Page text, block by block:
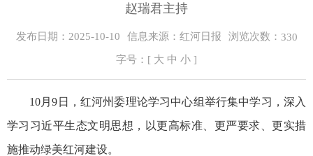
赵瑞君主持
发布日期：2025-10-10 信息来源：红河日报 浏览次数： 330
字号：[ 大 中 小 ]
10月9日，红河州委理论学习中心组举行集中学习，深入
学习习近平生态文明思想，以更高标准、更严要求、更实措
施推动绿美红河建设。